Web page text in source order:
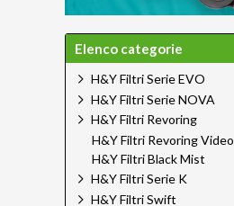
Elenco categorie
H&Y Filtri Serie EVO
H&Y Filtri Serie NOVA
H&Y Filtri Revoring
H&Y Filtri Revoring Video
H&Y Filtri Black Mist
H&Y Filtri Serie K
H&Y Filtri Swift